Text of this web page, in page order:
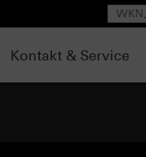
Suche
Kontakt & Service